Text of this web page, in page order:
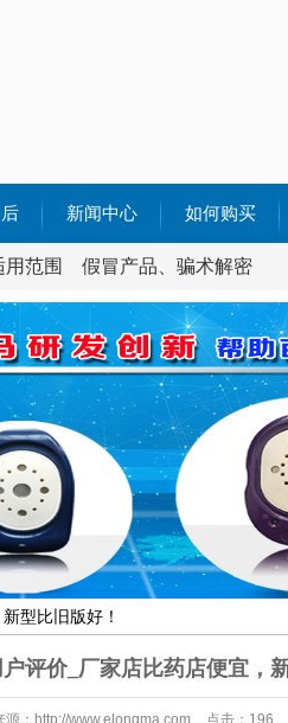
策
新闻中心
公司新闻
行业新闻
解决方案
如何购买
用范围 假冒产品、骗术解密
型比旧版好！
评价_厂家店比药店便宜，
源： http://www.elongma.com 点击： 196